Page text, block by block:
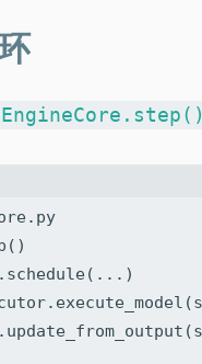
EngineCore.step()